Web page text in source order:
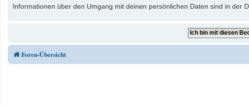
Informationen über den Umgang mit deinen persönlichen Daten sind in der
Foren-Übersicht